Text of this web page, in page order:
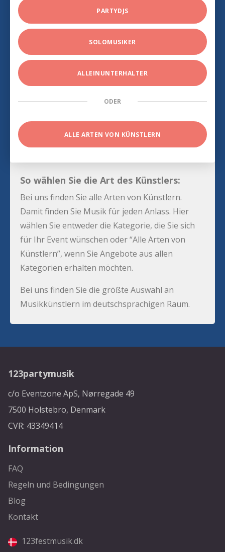
PARTYDJS
SOLOMUSIKER
ALLEINUNTERHALTER
ODER
ALLE ARTEN VON KÜNSTLERN
So wählen Sie die Art des Künstlers:
Bei uns finden Sie alle Arten von Künstlern.
Damit finden Sie Musik für jeden Anlass. Hier
wählen Sie entweder die Kategorie, die Sie sich
für Ihr Event wünschen oder “Alle Arten von
Künstlern”, wenn Sie Angebote aus allen
Kategorien erhalten möchten.
Bei uns finden Sie die größte Auswahl an
Musikkünstlern im deutschsprachigen Raum.
123partymusik
c/o Eventzone ApS, Nørregade 49
7500 Holstebro, Denmark
CVR: 43349414
Information
FAQ
Regeln und Bedingungen
Blog
Kontakt
123festmusik.dk